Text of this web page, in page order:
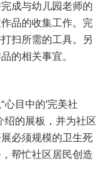
成与幼儿园老师的
品的收集工作。完
扫所需的工具。另
的相关事宜。
目中的'完美社
绍的展板，并为社区
必须规模的卫生死
帮忙社区居民创造